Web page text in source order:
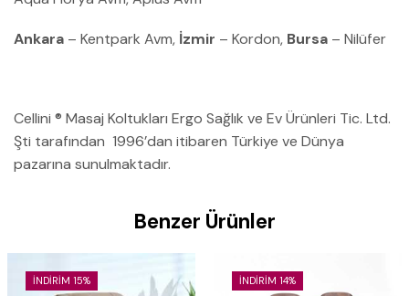
Ankara – Kentpark Avm, İzmir – Kordon, Bursa – Nilüfer
Cellini ® Masaj Koltukları Ergo Sağlık ve Ev Ürünleri Tic. Ltd.
Şti tarafından 1996’dan itibaren Türkiye ve Dünya
pazarına sunulmaktadır.
Benzer Ürünler
İNDIRIM 15% İNDIRIM 14%